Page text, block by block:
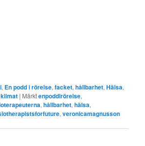
, En podd i rörelse,facket,hållbarhet,Hälsa,
klimat | Märktenpoddirörelse,
,hållbarhet,hälsa,
,veronicamagnusson